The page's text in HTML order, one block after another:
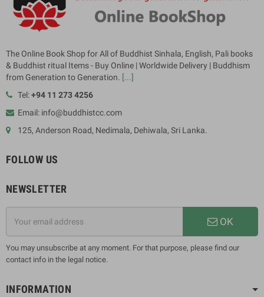
The Online Book Shop for All of Buddhist Sinhala, English, Pali books
& Buddhist ritual Items - Buy Online | Worldwide Delivery | Buddhism
from Generation to Generation. [...]
Tel:+94 11 273 4256
Email: info@buddhistcc.com
125, Anderson Road, Nedimala, Dehiwala, Sri Lanka.
FOLLOW US
NEWSLETTER
OK
You may unsubscribe at any moment. For that purpose, please find our
contact info in the legal notice.
INFORMATION